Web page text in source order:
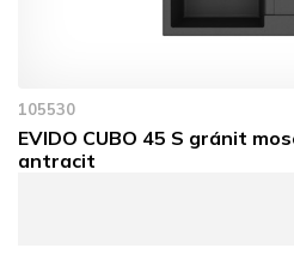
105530
EVIDO CUBO 45 S gránit
antracit